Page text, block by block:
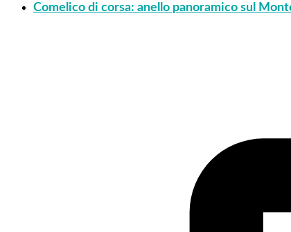
Comelico di corsa: anello panoramico sul